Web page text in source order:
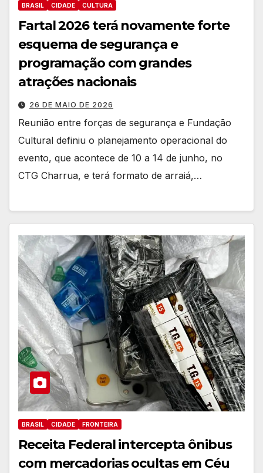
BRASIL CIDADE CULTURA
Fartal 2026 terá novamente forte
esquema de segurança e
programação com grandes
atrações nacionais
26 DE MAIO DE 2026
Reunião entre forças de segurança e Fundação
Cultural definiu o planejamento operacional do
evento, que acontece de 10 a 14 de junho, no
CTG Charrua, e terá formato de arraiá,…
BRASIL CIDADE FRONTEIRA
Receita Federal intercepta ônibus
com mercadorias ocultas em Céu